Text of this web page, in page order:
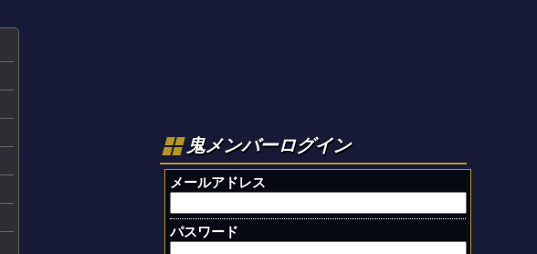
鬼メンバーログイン
メールアドレス
パスワード